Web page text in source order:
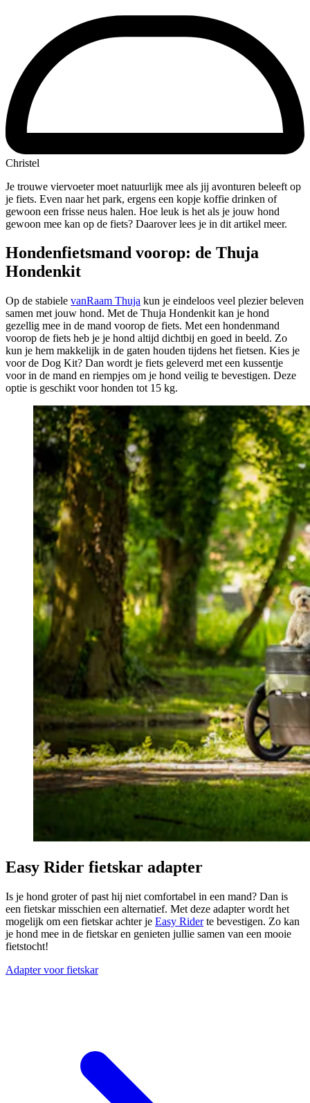
Christel
Je trouwe viervoeter moet natuurlijk mee als jij avonturen beleeft op
je fiets. Even naar het park, ergens een kopje koffie drinken of
gewoon een frisse neus halen. Hoe leuk is het als je jouw hond
gewoon mee kan op de fiets? Daarover lees je in dit artikel meer.
Hondenfietsmand voorop: de Thuja
Hondenkit
Op de stabiele vanRaam Thuja kun je eindeloos veel plezier beleven
samen met jouw hond. Met de Thuja Hondenkit kan je hond
gezellig mee in de mand voorop de fiets. Met een hondenmand
voorop de fiets heb je je hond altijd dichtbij en goed in beeld. Zo
kun je hem makkelijk in de gaten houden tijdens het fietsen. Kies je
voor de Dog Kit? Dan wordt je fiets geleverd met een kussentje
voor in de mand en riempjes om je hond veilig te bevestigen. Deze
optie is geschikt voor honden tot 15 kg.
Easy Rider fietskar adapter
Is je hond groter of past hij niet comfortabel in een mand? Dan is
een fietskar misschien een alternatief. Met deze adapter wordt het
mogelijk om een fietskar achter je Easy Riderte bevestigen. Zo kan
je hond mee in de fietskar en genieten jullie samen van een mooie
fietstocht!
Adapter voor fietskar